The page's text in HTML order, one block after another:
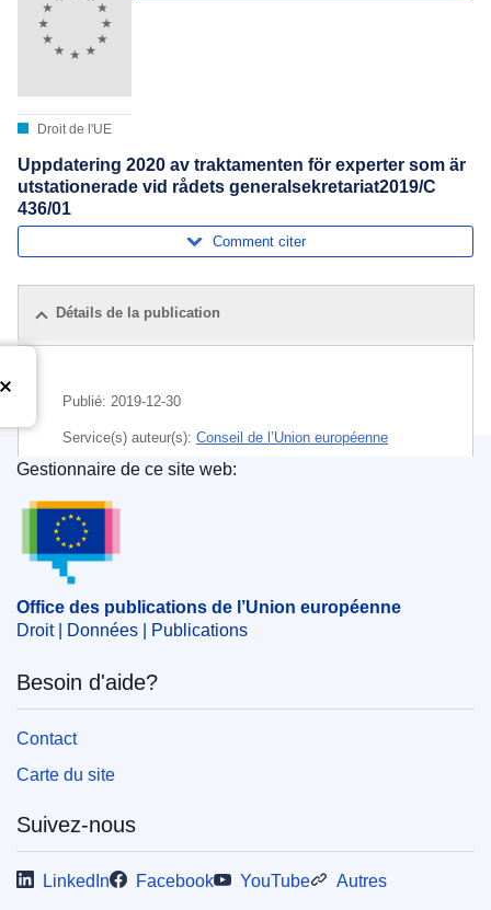
Droit de l'UE
Uppdatering 2020 av traktamenten för experter som är
utstationerade vid rådets generalsekretariat2019/C
436/01
Comment citer
Détails de la publication
Publié: 2019-12-30
Service(s) auteur(s): Conseil de l’Union européenne
secrétariat d'une institution
l’UE
CELEX : 52019XG1230(01)
OJ : JOC_2019_436_R_0001
IMMC : ST 15188 2019 INIT
Office des publications de l’Union européenne
Gestionnaire de ce site web:
Office des publications de l’Union européenne
Droit | Données | Publications
Besoin d'aide?
Contact
Carte du site
Suivez-nous
LinkedIn Facebook YouTube Autres